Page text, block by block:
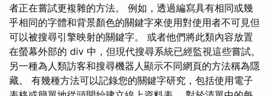
者正在嘗試更複雜的方法。 例如，透過編寫具有相同或幾
乎相同的字體和背景顏色的關鍵字來使用對使用者不可見但
可以被搜尋引擎映射的關鍵字。 或者他們將此類內容放置
在螢幕外部的 div 中，但現代搜尋系統已經監視這些嘗試。
另一種為人類訪客和搜尋機器人顯示不同網頁的方法稱為隱
藏。 有幾種方法可以記錄您的關鍵字研究，包括使用電子